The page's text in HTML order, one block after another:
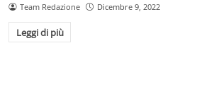
Team Redazione Dicembre 9, 2022
Leggi di più